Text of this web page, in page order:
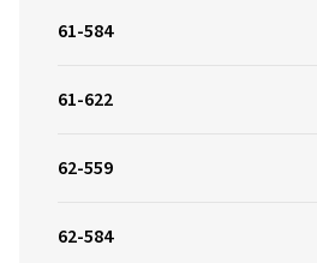
61-584
61-622
62-559
62-584